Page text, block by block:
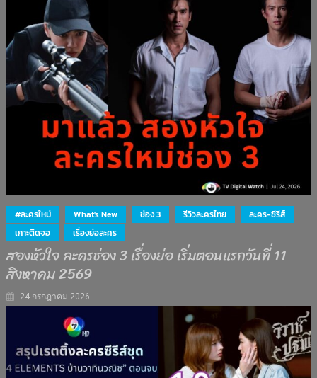
#ละครใหม่ What's New ช่อง 3 รีวิวละครไทย
ละคร-ซีรีส์
เกาะติดจอ
เรื่องย่อละคร
สองหัวใจ ละครช่อง 3 เรื่องย่อ เริ่มตอนแรกวันที่ 11
สิงหาคม 2569
24 กรกฎาคม 2026